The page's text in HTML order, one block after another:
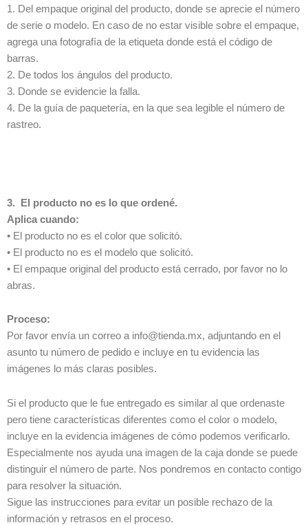
1. Del empaque original del producto, donde se aprecie el número
de serie o modelo. En caso de no estar visible sobre el empaque,
agrega una fotografía de la etiqueta donde está el código de
barras.
2. De todos los ángulos del producto.
3. Donde se evidencie la falla.
4. De la guía de paquetería, en la que sea legible el número de
rastreo.
3. El producto no es lo que ordené.
Aplica cuando:
• El producto no es el color que solicitó.
• El producto no es el modelo que solicitó.
• El empaque original del producto está cerrado, por favor no lo
abras.
Proceso:
Por favor envía un correo a info@tienda.mx, adjuntando en el
asunto tu número de pedido e incluye en tu evidencia las
imágenes lo más claras posibles.
Si el producto que le fue entregado es similar al que ordenaste
pero tiene características diferentes como el color o modelo,
incluye en la evidencia imágenes de cómo podemos verificarlo.
Especialmente nos ayuda una imagen de la caja donde se puede
distinguir el número de parte. Nos pondremos en contacto contigo
para resolver la situación.
Sigue las instrucciones para evitar un posible rechazo de la
información y retrasos en el proceso.